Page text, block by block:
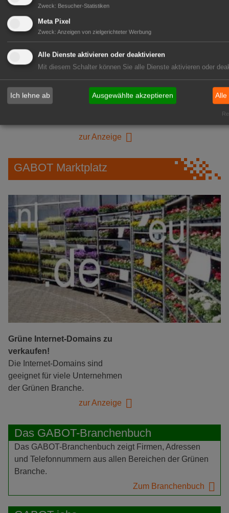
Herongen
zur Stellenanzeige
GABOT Immobilienangebote
1A-Lage, ihre Chance in der
grünen Branche
zur Anzeige
GABOT Marktplatz
Grüne Internet-Domains zu
verkaufen!
Die Internet-Domains sind
geeignet für viele Unternehmen
der Grünen Branche.
zur Anzeige
Das GABOT-Branchenbuch
Das GABOT-Branchenbuch zeigt Firmen, Adressen
und Telefonnummern aus allen Bereichen der Grünen
Branche.
Zum Branchenbuch
Zweck: Besucher-Statistiken
Meta Pixel
Zweck: Anzeigen von zielgerichteter Werbung
Alle Dienste aktivieren oder deaktivieren
Mit diesem Schalter können Sie alle Dienste aktivieren oder
Ich lehne ab Ausgewählte akzeptieren Alle